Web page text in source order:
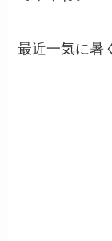
最近一気に暑